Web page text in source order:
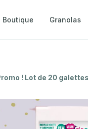
Boutique Granolas
! Lot de 20